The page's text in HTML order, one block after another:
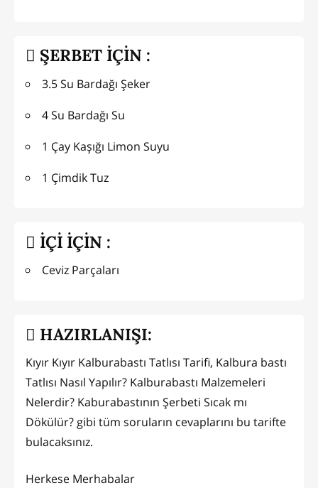
ŞERBET İÇİN :
3.5 Su Bardağı Şeker
4 Su Bardağı Su
1 Çay Kaşığı Limon Suyu
1 Çimdik Tuz
İÇİ İÇİN :
Ceviz Parçaları
HAZIRLANIŞI:
Kıyır Kıyır Kalburabastı Tatlısı Tarifi, Kalbura bastı
Tatlısı Nasıl Yapılır? Kalburabastı Malzemeleri
Nelerdir? Kaburabastının Şerbeti Sıcak mı
Dökülür? gibi tüm soruların cevaplarını bu tarifte
bulacaksınız.
Herkese Merhabalar